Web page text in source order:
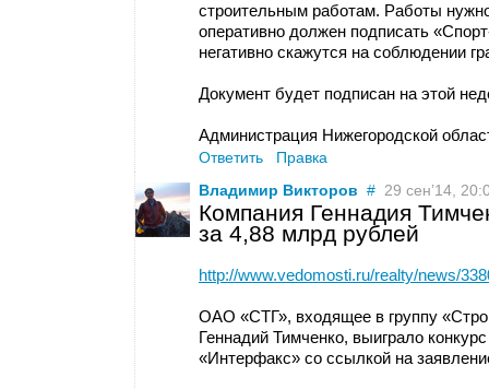
строительным работам. Работы
оперативно должен подписать
негативно скажутся на соблюдении
Документ будет подписан на этой
Администрация Нижегородской
Ответить
Правка
Владимир Викторов # 29 сен’14,
Компания Геннадия
за 4,88 млрд рублей
http://www.vedomosti.ru/realty/news/
ОАО «СТГ», входящее в группу
Геннадий Тимченко, выиграло
«Интерфакс» со ссылкой на